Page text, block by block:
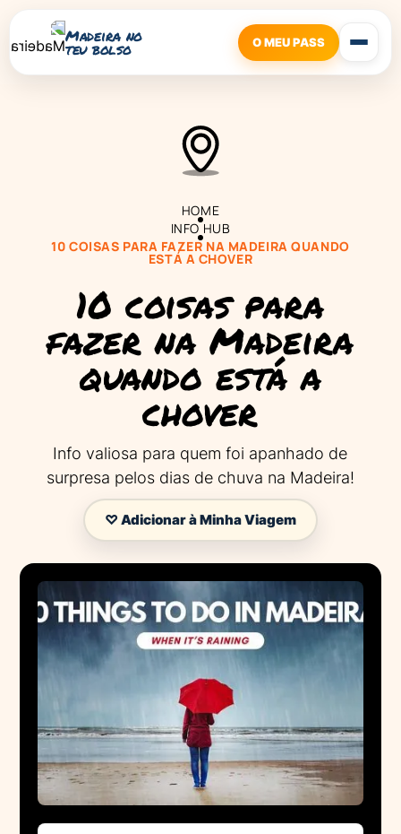
Madeira no
teu bolso O MEU PASS
HOME
INFO HUB
10 COISAS PARA FAZER NA MADEIRA QUANDO
ESTÁ A CHOVER
10 coisas para
fazer na Madeira
quando está a
chover
Info valiosa para quem foi apanhado de
surpresa pelos dias de chuva na Madeira!
♡ Adicionar à Minha Viagem